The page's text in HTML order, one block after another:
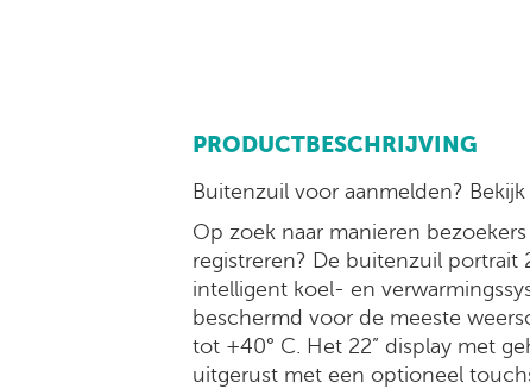
PRODUCTBESCHRIJVING
Buitenzuil voor aanmelden?
Op zoek naar manieren
registreren? De buitenzuil portrait
intelligent koel- en
beschermd voor de meeste
tot +40° C. Het 22” display met
uitgerust met een optioneel